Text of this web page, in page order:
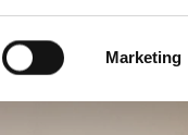
Marketing